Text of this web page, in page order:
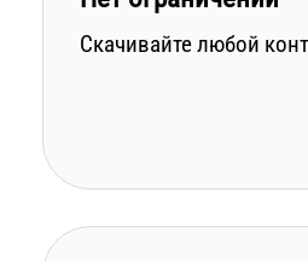
Скачивайте любой